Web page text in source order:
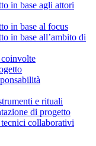
in base agli attori
in base al focus
in base all’ambito di
e rituali
di progetto
collaborativi